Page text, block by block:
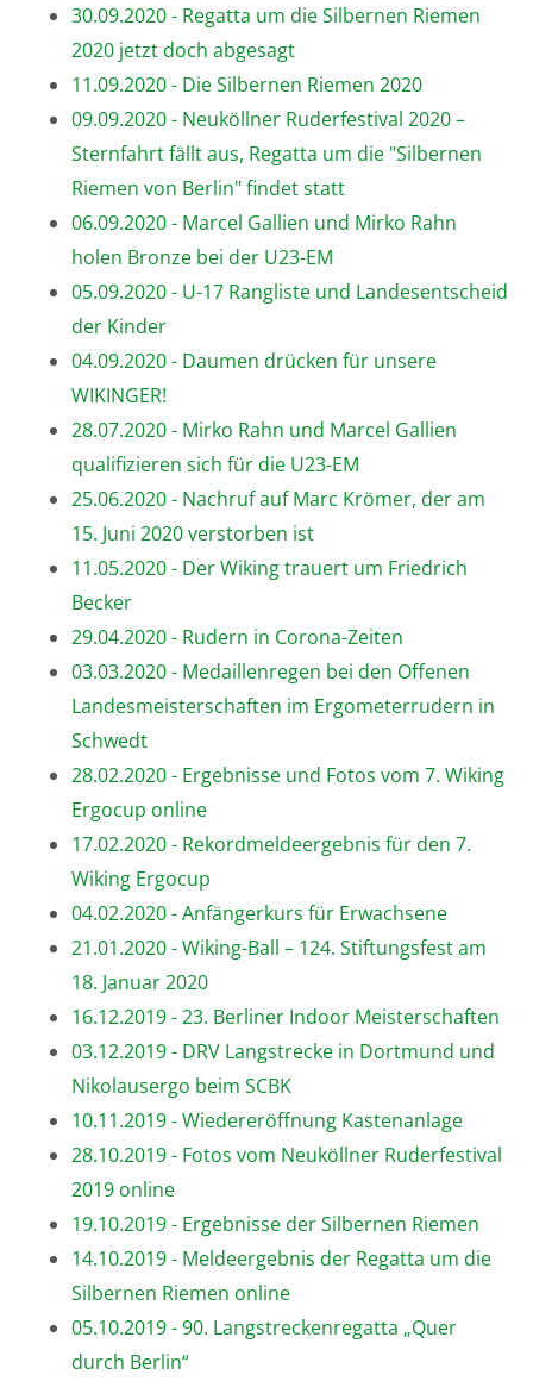
30.09.2020 - Regatta um die Silbernen Riemen
2020 jetzt doch abgesagt
11.09.2020 - Die Silbernen Riemen 2020
09.09.2020 - Neuköllner Ruderfestival 2020 –
Sternfahrt fällt aus, Regatta um die "Silbernen
Riemen von Berlin" findet statt
06.09.2020 - Marcel Gallien und Mirko Rahn
holen Bronze bei der U23-EM
05.09.2020 - U-17 Rangliste und Landesentscheid
der Kinder
04.09.2020 - Daumen drücken für unsere
WIKINGER!
28.07.2020 - Mirko Rahn und Marcel Gallien
qualifizieren sich für die U23-EM
25.06.2020 - Nachruf auf Marc Krömer, der am
15. Juni 2020 verstorben ist
11.05.2020 - Der Wiking trauert um Friedrich
Becker
29.04.2020 - Rudern in Corona-Zeiten
03.03.2020 - Medaillenregen bei den Offenen
Landesmeisterschaften im Ergometerrudern in
Schwedt
28.02.2020 - Ergebnisse und Fotos vom 7. Wiking
Ergocup online
17.02.2020 - Rekordmeldeergebnis für den 7.
Wiking Ergocup
04.02.2020 - Anfängerkurs für Erwachsene
21.01.2020 - Wiking-Ball – 124. Stiftungsfest am
18. Januar 2020
16.12.2019 - 23. Berliner Indoor Meisterschaften
03.12.2019 - DRV Langstrecke in Dortmund und
Nikolausergo beim SCBK
10.11.2019 - Wiedereröffnung Kastenanlage
28.10.2019 - Fotos vom Neuköllner Ruderfestival
2019 online
19.10.2019 - Ergebnisse der Silbernen Riemen
14.10.2019 - Meldeergebnis der Regatta um die
Silbernen Riemen online
05.10.2019 - 90. Langstreckenregatta „Quer
durch Berlin“